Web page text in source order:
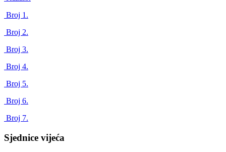
Broj 1.
Broj 2.
Broj 3.
Broj 4.
Broj 5.
Broj 6.
Broj 7.
Sjednice vijeća